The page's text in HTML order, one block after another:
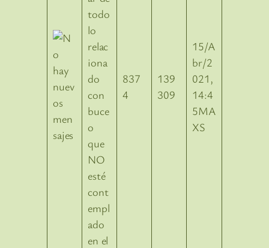
todo
lo
relac
iona
do
con
buce
o
que
NO
esté
cont
empl
ado
en el
837
4
139
309
15/A
br/2
021,
14:4
5MA
XS